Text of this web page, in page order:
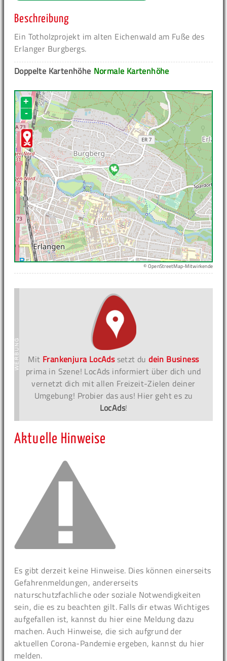
Beschreibung
Ein Totholzprojekt im alten Eichenwald am Fuße des
Erlanger Burgbergs.
Normale Kartenhöhe
Doppelte Kartenhöhe
+
-
© OpenStreetMap-Mitwirkende
Mit Frankenjura LocAdssetzt dudein Business
prima in Szene! LocAds informiert über dich und
vernetzt dich mit allen Freizeit-Zielen deiner
Umgebung! Probier das aus! Hier geht es zu
LocAds!
Aktuelle Hinweise
Es gibt derzeit keine Hinweise. Dies können einerseits
Gefahrenmeldungen, andererseits
naturschutzfachliche oder soziale Notwendigkeiten
sein, die es zu beachten gilt. Falls dir etwas Wichtiges
aufgefallen ist, kannst du hier eine Meldung dazu
machen. Auch Hinweise, die sich aufgrund der
aktuellen Corona-Pandemie ergeben, kannst du hier
melden.